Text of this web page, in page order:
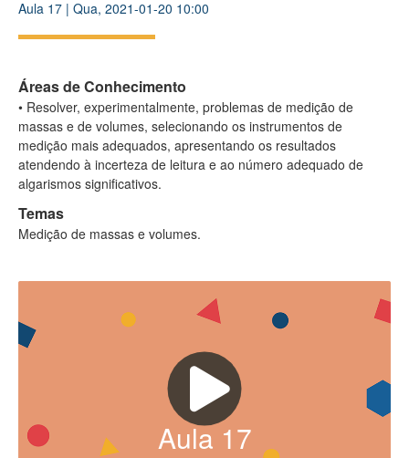
Aula 17 | Qua, 2021-01-20 10:00
Áreas de Conhecimento
• Resolver, experimentalmente, problemas de medição de
massas e de volumes, selecionando os instrumentos de
medição mais adequados, apresentando os resultados
atendendo à incerteza de leitura e ao número adequado de
algarismos significativos.
Temas
Medição de massas e volumes.
Aula17